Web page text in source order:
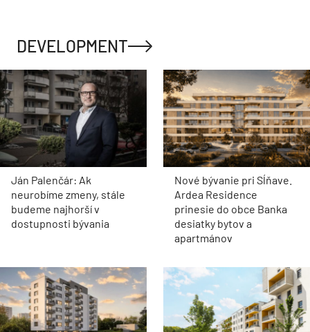
DEVELOPMENT
Ján Palenčár: Ak
neurobíme zmeny, stále
budeme najhorší v
dostupnosti bývania
Nové bývanie pri Sĺňave.
Ardea Residence
prinesie do obce Banka
desiatky bytov a
apartmánov